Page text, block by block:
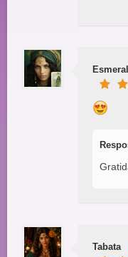
Tabata